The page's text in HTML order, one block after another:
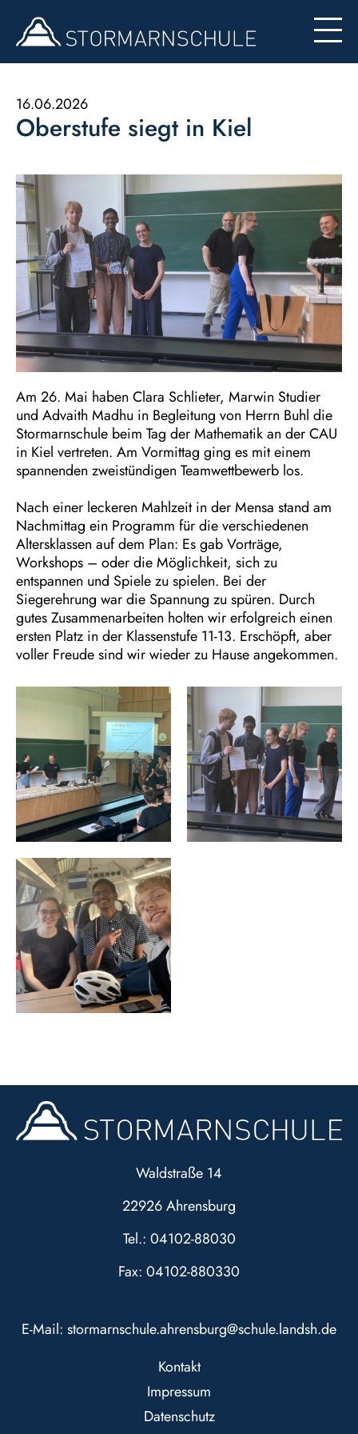
Begabten- und Begabungsförderung (LemaS)
Berufsinfo
Konzept zur Nutzung der Ipads
Für Eltern
Formulare
16.06.2026
Oberstufe siegt in Kiel
Am 26. Mai haben Clara Schlieter, Marwin Studier
und Advaith Madhu in Begleitung von Herrn Buhl die
Stormarnschule beim Tag der Mathematik an der CAU
in Kiel vertreten. Am Vormittag ging es mit einem
spannenden zweistündigen Teamwettbewerb los.
Nach einer leckeren Mahlzeit in der Mensa stand am
Nachmittag ein Programm für die verschiedenen
Altersklassen auf dem Plan: Es gab Vorträge,
Workshops – oder die Möglichkeit, sich zu
entspannen und Spiele zu spielen. Bei der
Siegerehrung war die Spannung zu spüren. Durch
gutes Zusammenarbeiten holten wir erfolgreich einen
ersten Platz in der Klassenstufe 11-13. Erschöpft, aber
voller Freude sind wir wieder zu Hause angekommen.
Waldstraße 14
22926 Ahrensburg
Tel.: 04102-88030
Fax: 04102-880330
E-Mail: stormarnschule.ahrensburg@schule.landsh.de
Kontakt
Impressum
Datenschutz